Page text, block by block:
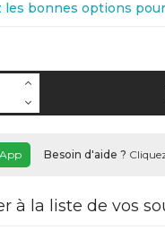
les bonnes options
Besoin d'aide ?
à la liste de vos